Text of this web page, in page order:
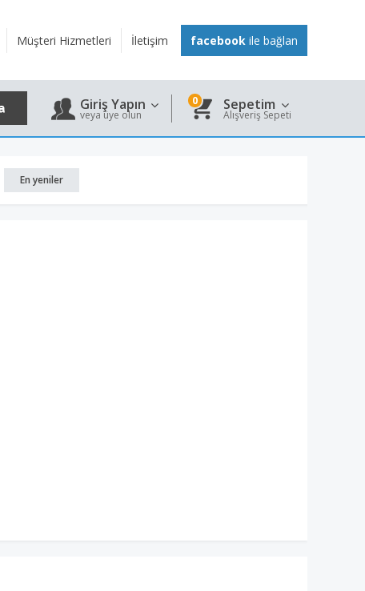
Müşteri Hizmetleri İletişim facebook ile bağlan
Giriş Yapın
veya üye olun
0 Sepetim
Alışveriş Sepeti
En yeniler